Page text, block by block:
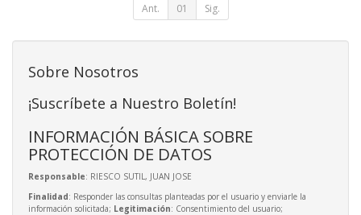
Ant. 01 Sig.
Sobre Nosotros
¡Suscríbete a Nuestro Boletín!
INFORMACIÓN BÁSICA SOBRE
PROTECCIÓN DE DATOS
Responsable: RIESCO SUTIL, JUAN JOSE
Finalidad: Responder las consultas planteadas por el usuario y enviarle la
información solicitada; Legitimación: Consentimiento del usuario;